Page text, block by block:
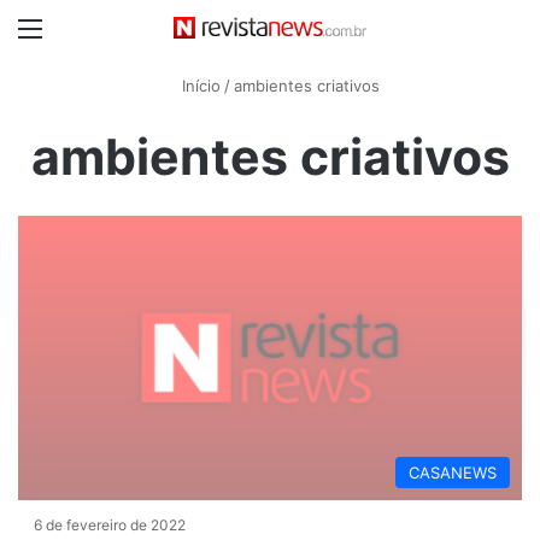
Início / ambientes criativos
ambientes criativos
CASANEWS
6 de fevereiro de 2022